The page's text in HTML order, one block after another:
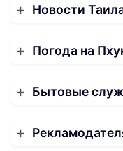
Новости
Погода на
Бытовые